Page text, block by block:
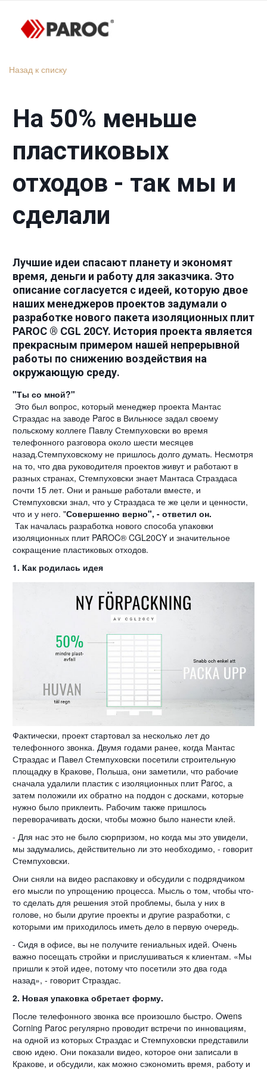
Назад к списку
На 50% меньше
пластиковых
отходов - так мы и
сделали
Лучшие идеи спасают планету и экономят
время, деньги и работу для заказчика. Это
описание согласуется с идеей, которую двое
наших менеджеров проектов задумали о
разработке нового пакета изоляционных плит
PAROC ® CGL 20CY. История проекта является
прекрасным примером нашей непрерывной
работы по снижению воздействия на
окружающую среду.
"Ты со мной?"
Это был вопрос, который менеджер проекта Мантас
Страздас на заводе Paroc в Вильнюсе задал своему
польскому коллеге Павлу Стемпуховски во время
телефонного разговора около шести месяцев
назад.Стемпуховскому не пришлось долго думать. Несмотря
на то, что два руководителя проектов живут и работают в
разных странах, Стемпуховски знает Мантаса Страздаса
почти 15 лет. Они и раньше работали вместе, и
Стемпуховски знал, что у Страздаса те же цели и ценности,
что и у него. "Совершенно верно", - ответил он.
Так началась разработка нового способа упаковки
изоляционных плит PAROC® CGL20CY и значительное
сокращение пластиковых отходов.
1. Как родилась идея
Фактически, проект стартовал за несколько лет до
телефонного звонка. Двумя годами ранее, когда Мантас
Страздас и Павел Стемпуховски посетили строительную
площадку в Кракове, Польша, они заметили, что рабочие
сначала удалили пластик с изоляционных плит Paroc, а
затем положили их обратно на поддон с досками, которые
нужно было приклеить. Рабочим также пришлось
переворачивать доски, чтобы можно было нанести клей.
- Для нас это не было сюрпризом, но когда мы это увидели,
мы задумались, действительно ли это необходимо, - говорит
Стемпуховски.
Они сняли на видео распаковку и обсудили с подрядчиком
его мысли по упрощению процесса. Мысль о том, чтобы что-
то сделать для решения этой проблемы, была у них в
голове, но были другие проекты и другие разработки, с
которыми им приходилось иметь дело в первую очередь.
- Сидя в офисе, вы не получите гениальных идей. Очень
важно посещать стройки и прислушиваться к клиентам. «Мы
пришли к этой идее, потому что посетили это два года
назад», - говорит Страздас.
2. Новая упаковка обретает форму.
После телефонного звонка все произошло быстро. Owens
Corning Paroc регулярно проводит встречи по инновациям,
на одной из которых Страздас и Стемпуховски представили
свою идею. Они показали видео, которое они записали в
Кракове, и обсудили, как можно сэкономить время, работу и